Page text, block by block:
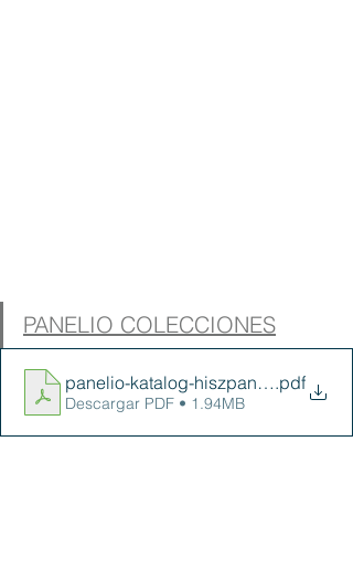
PANELIO COLECCIONES
panelio-katalog-hiszpansko-.pdf
Descargar PDF • 1.94MB